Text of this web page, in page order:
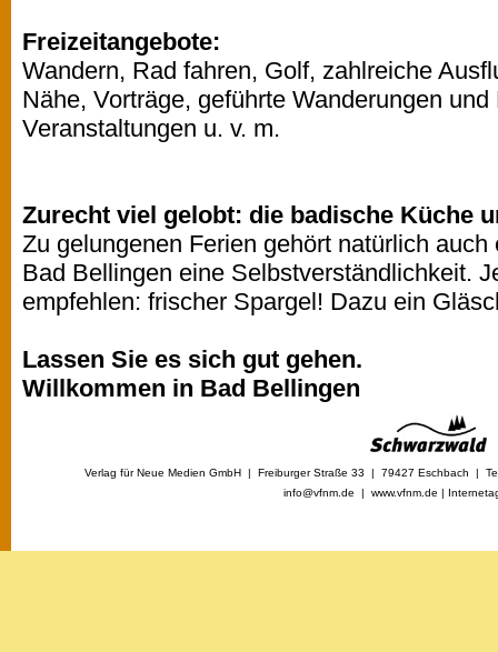
Freizeitangebote:
Wandern, Rad fahren, Golf, zahlreiche
Nähe, Vorträge, geführte Wanderungen
Veranstaltungen u. v. m.
Zurecht viel gelobt: die badische Küche
Zu gelungenen Ferien gehört natürlich
Bad Bellingen eine Selbstverständlichkeit.
empfehlen: frischer Spargel! Dazu ein
Lassen Sie es sich gut gehen.
Willkommen in Bad Bellingen
Verlag für Neue Medien GmbH | Freiburger Straße 33 | 79427 Eschbach |
info@vfnm.de | www.vfnm.de |